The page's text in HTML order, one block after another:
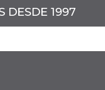
DESDE 1997